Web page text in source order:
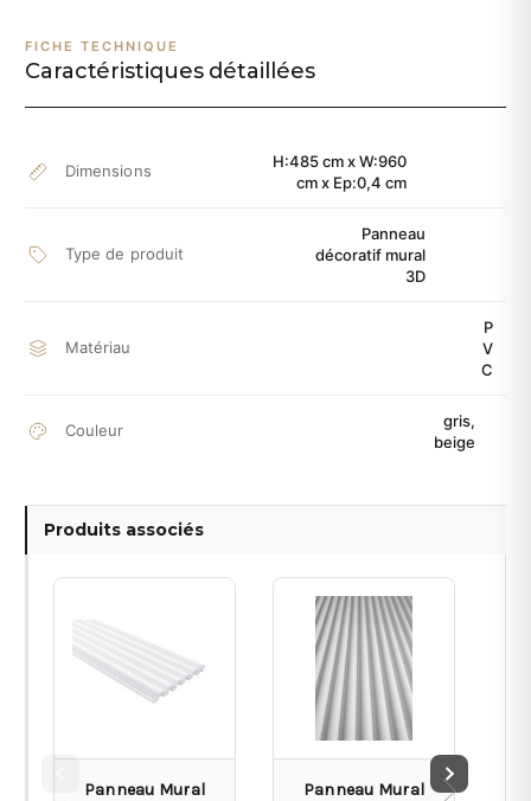
FICHE TECHNIQUE
Caractéristiques détaillées
Dimensions
H:485 cm x W:960
cm x Ep:0,4 cm
Type de produit
Panneau
décoratif mural
3D
Matériau
P
V
C
Couleur
gris,
beige
Produits associés
Panneau Mural
Panneau Mural